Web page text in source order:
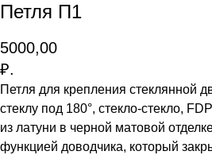
Петля П1
5000,00
₽.
Петля для крепления стеклянной
стеклу под 180°, стекло-стекло,
из латуни в черной матовой
функцией доводчика, который